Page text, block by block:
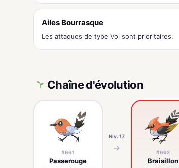
Ailes Bourrasque
Les attaques de type Vol sont prioritaires.
Chaîne d'évolution
#661
Passerouge
Niv. 17
→ #662
Braisillon